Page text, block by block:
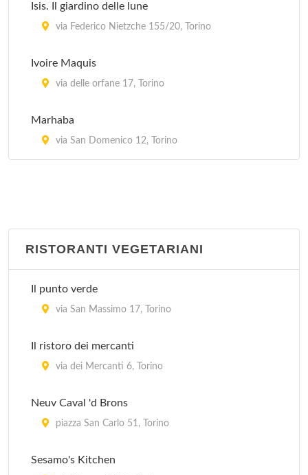
Isis. Il giardino delle lune
via Federico Nietzche 155/20, Torino
Ivoire Maquis
via delle orfane 17, Torino
Marhaba
via San Domenico 12, Torino
RISTORANTI VEGETARIANI
Il punto verde
via San Massimo 17, Torino
Il ristoro dei mercanti
via dei Mercanti 6, Torino
Neuv Caval 'd Brons
piazza San Carlo 51, Torino
Sesamo's Kitchen